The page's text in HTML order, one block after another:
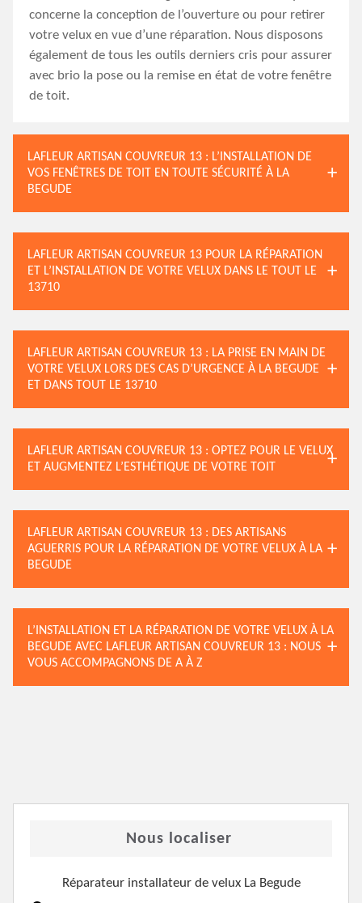
concerne la conception de l’ouverture ou pour retirer
votre velux en vue d’une réparation. Nous disposons
également de tous les outils derniers cris pour assurer
avec brio la pose ou la remise en état de votre fenêtre
de toit.
LAFLEUR ARTISAN COUVREUR 13 : L’INSTALLATION DE
VOS FENÊTRES DE TOIT EN TOUTE SÉCURITÉ À LA
BEGUDE
LAFLEUR ARTISAN COUVREUR 13 POUR LA RÉPARATION
ET L’INSTALLATION DE VOTRE VELUX DANS LE TOUT LE
13710
LAFLEUR ARTISAN COUVREUR 13 : LA PRISE EN MAIN DE
VOTRE VELUX LORS DES CAS D’URGENCE À LA BEGUDE
ET DANS TOUT LE 13710
LAFLEUR ARTISAN COUVREUR 13 : OPTEZ POUR LE VELUX
ET AUGMENTEZ L’ESTHÉTIQUE DE VOTRE TOIT
LAFLEUR ARTISAN COUVREUR 13 : DES ARTISANS
AGUERRIS POUR LA RÉPARATION DE VOTRE VELUX À LA
BEGUDE
L’INSTALLATION ET LA RÉPARATION DE VOTRE VELUX À LA
BEGUDE AVEC LAFLEUR ARTISAN COUVREUR 13 : NOUS
VOUS ACCOMPAGNONS DE A À Z
Nous localiser
Réparateur installateur de velux La Begude